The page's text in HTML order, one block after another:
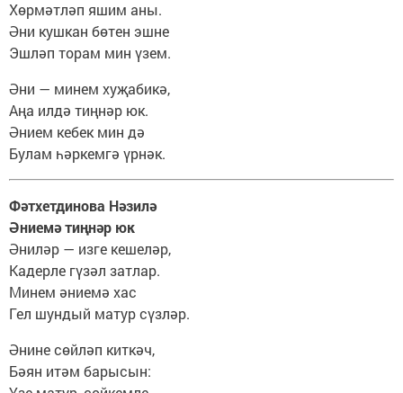
Хөрмәтләп яшим аны.
Әни кушкан бөтен эшне
Эшләп торам мин үзем.
Әни — минем хуҗабикә,
Аңа илдә тиңнәр юк.
Әнием кебек мин дә
Булам һәркемгә үрнәк.
Фәтхетдинова Нәзилә
Әниемә тиңнәр юк
Әниләр — изге кешеләр,
Кадерле гүзәл затлар.
Минем әниемә хас
Гел шундый матур сүзләр.
Әнине сөйләп киткәч,
Бәян итәм барысын: